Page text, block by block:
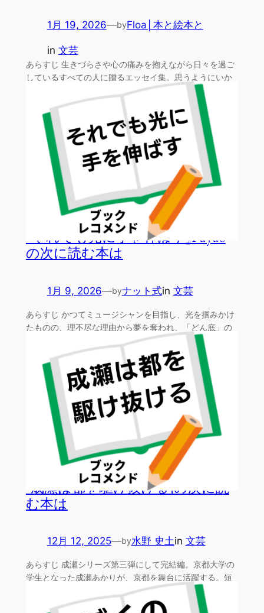
1月 19, 2026—byFloa│本と絵本と
in 文芸
あらすじ 生きづらさや心の痛みを抱えながら日々を過ご
しているすべての人に贈るエッセイ集。思うようにいか
『それでも光に手を伸ばす』Payao
の次に読む本は
1月 9, 2026—byナット式in 文芸
あらすじ かつてミュージシャンを目指し、光を掴みかけ
たものの、理不尽な理由から夢を奪われ、「どん底」の
「成瀬は都を駆け抜ける」の次に読
む本は
12月 12, 2025—by水野 史土in 文芸
あらすじ 成瀬シリーズ第三弾にして完結編。京都大学の
学生となった成瀬あかりが、京都を舞台に活躍する。短